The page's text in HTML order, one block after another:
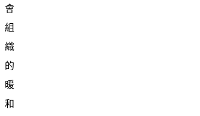
會
組
織
的
暖
和